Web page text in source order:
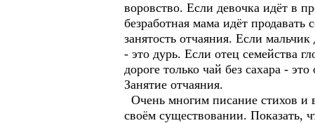
воровство. Если девочка идёт в
безработная мама идёт продавать
занятость отчаяния. Если
- это дурь. Если отец семейства
дороге только чай без сахара -
Занятие отчаяния.
Очень многим писание стихов и
своём существовании. Показать,